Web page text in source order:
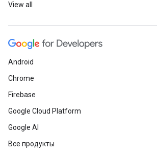
View all
Android
Chrome
Firebase
Google Cloud Platform
Google AI
Все продукты